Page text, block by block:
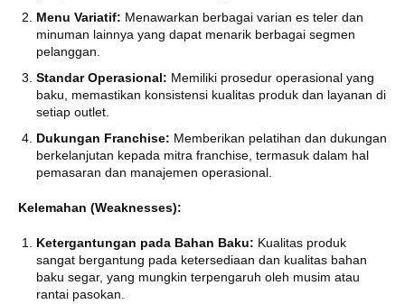
Menu Variatif: Menawarkan berbagai varian es teler dan
minuman lainnya yang dapat menarik berbagai segmen
pelanggan.
Standar Operasional: Memiliki prosedur operasional yang
baku, memastikan konsistensi kualitas produk dan layanan di
setiap outlet.
Dukungan Franchise: Memberikan pelatihan dan dukungan
berkelanjutan kepada mitra franchise, termasuk dalam hal
pemasaran dan manajemen operasional.
Kelemahan (Weaknesses):
Ketergantungan pada Bahan Baku: Kualitas produk
sangat bergantung pada ketersediaan dan kualitas bahan
baku segar, yang mungkin terpengaruh oleh musim atau
rantai pasokan.